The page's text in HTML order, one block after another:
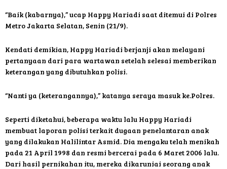
“Baik (kabarnya),” ucap Happy Hariadi saat ditemui di Polres
Metro Jakarta Selatan, Senin (21/9).
Kendati demikian, Happy Hariadi berjanji akan melayani
pertanyaan dari para wartawan setelah selesai memberikan
keterangan yang dibutuhkan polisi.
“Nanti ya (keterangannya),” katanya seraya masuk ke.Polres.
Seperti diketahui, beberapa waktu lalu Happy Hariadi
membuat laporan polisi terkait dugaan penelantaran anak
yang dilakukan Halilintar Asmid. Dia mengaku telah menikah
pada 21 April 1998 dan resmi bercerai pada 6 Maret 2006 lalu.
Dari hasil pernikahan itu, mereka dikaruniai seorang anak